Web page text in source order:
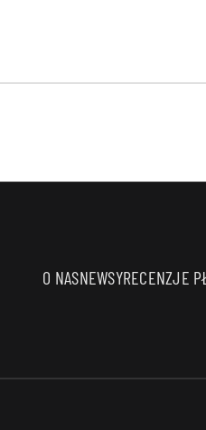
O NASNEWSYRECENZJE